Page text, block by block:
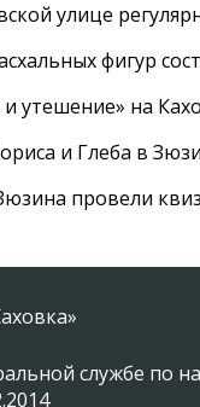
улице
фигур
утешение» на
и Глеба в
провели
службе по